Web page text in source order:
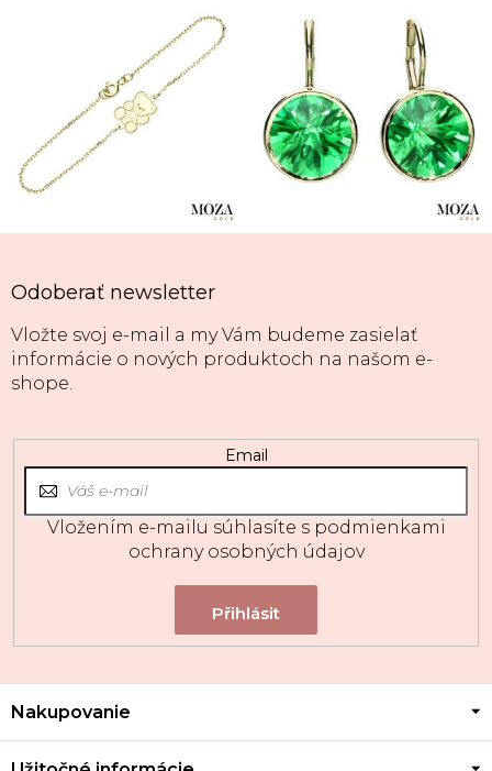
Odoberať newsletter
Vložte svoj e-mail a my Vám budeme zasielať
informácie o nových produktoch na našom e-
shope.
Email
Vložením e-mailu súhlasíte s podmienkami
ochrany osobných údajov
Z
p
Nakupovanie